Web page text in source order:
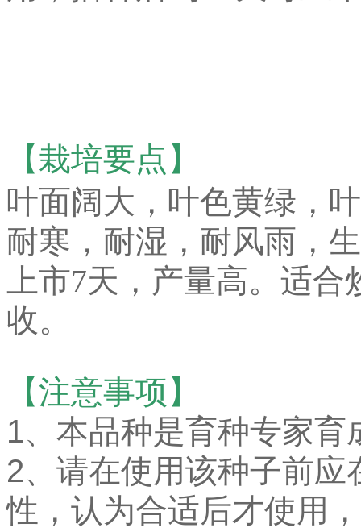
【栽培要点】
叶面阔大，叶色黄绿，
耐寒，耐湿，耐风雨，
上市7天，产量高。适合
收。
【注意事项】
1、本品种是育种专家
2、请在使用该种子前
性，认为合适后才使用